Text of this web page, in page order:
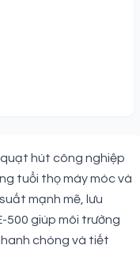
hút công nghiệp
tuổi thọ máy móc và
mạnh mẽ, lưu
500 giúp môi trường
chóng và tiết